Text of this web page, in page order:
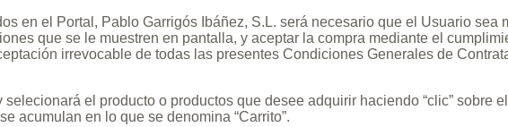
en el Portal, Pablo Garrigós Ibáñez, S.L. será necesario que el Usuario sea
que se le muestren en pantalla, y aceptar la compra mediante el
irrevocable de todas las presentes Condiciones Generales de
el producto o productos que desee adquirir haciendo “clic” sobre
acumulan en lo que se denomina “Carrito”.